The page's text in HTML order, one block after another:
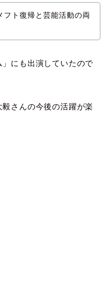
フト復帰と芸能活動の両
」にも出演していたので
さんの今後の活躍が楽